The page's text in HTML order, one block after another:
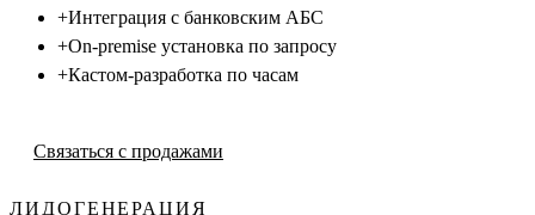
+Интеграция с банковским АБС
+On-premise установка по запросу
+Кастом-разработка по часам
Связаться с продажами
ЛИДОГЕНЕРАЦИЯ